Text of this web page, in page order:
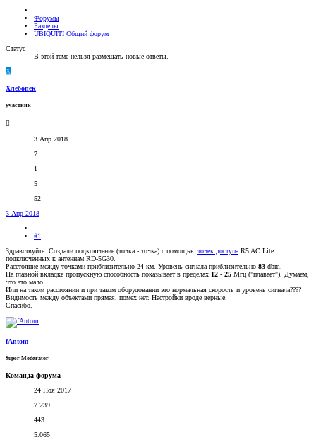
Форумы
Разделы
UBIQUITI Общий форум
Статус
В этой теме нельзя размещать новые ответы.
Х
Хлебопек
участник
3 Апр 2018
7
1
5
52
3 Апр 2018
#1
Здравствуйте. Создали подключение (точка - точка) с помощью точек доступа R5 AC Lite
подключенных к антеннам RD-5G30.
Расстояние между точками приблизительно 24 км. Уровень сигнала приблизительно 83 dbm.
На главной вкладке пропускную способность показывает в пределах 12 - 25 Мгц ("плавает"). Думаем,
что это мало.
Или на таком расстоянии и при таком оборудовании это нормальная скорость и уровень сигнала????
Видимость между объектами прямая, помех нет. Настройки вроде верные.
Спасибо.
fAntom
Super Moderator
Команда форума
24 Ноя 2017
7.239
443
5.065